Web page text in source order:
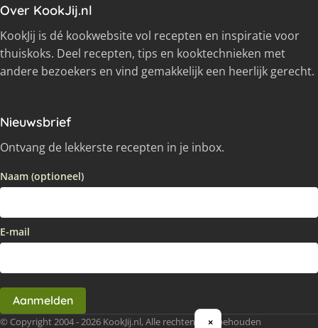
Over KookJij.nl
KookJij is dé kookwebsite vol recepten en inspiratie voor
thuiskoks. Deel recepten, tips en kooktechnieken met
andere bezoekers en vind gemakkelijk een heerlijk gerecht.
Nieuwsbrief
Ontvang de lekkerste recepten in je inbox.
Naam (optioneel)
E-mail
Aanmelden
© Copyright 2004 - 2026 KookJij.nl, Alle rechten voorbehouden
×